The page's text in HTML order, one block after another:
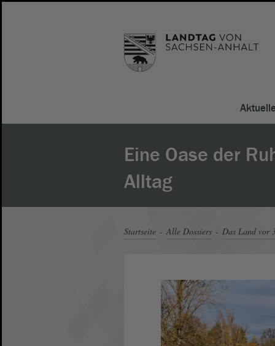
Eine Oase der
Alltag
Startseite Alle Dossiers Das Land vor